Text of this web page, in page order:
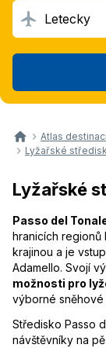
Letecky
Atlas
Lyžařské
Lyžařské
Passo del
hranicích regionů
krajinou a je
Adamello. Svojí
možnosti pro
výborné sněhové
Středisko Passo
návštěvníky na